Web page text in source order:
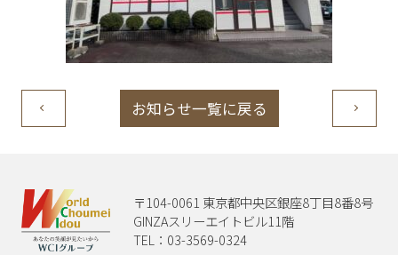
お知らせ一覧に戻る
〒104-0061 東京都中央区銀座8丁目8番8号
GINZAスリーエイトビル11階
TEL：03-3569-0324